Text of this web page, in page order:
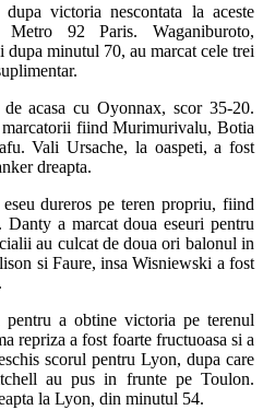
victoria nescontata la aceste
92 Paris. Waganiburoto,
minutul 70, au marcat cele trei
acasa cu Oyonnax, scor 35-20.
fiind Murimurivalu, Botia
Vali Ursache, la oaspeti, a fost
dreapta.
dureros pe teren propriu, fiind
a marcat doua eseuri pentru
au culcat de doua ori balonul in
si Faure, insa Wisniewski a fost
a obtine victoria pe terenul
repriza a fost foarte fructuoasa si a
scorul pentru Lyon, dupa care
au pus in frunte pe Toulon.
la Lyon, din minutul 54.